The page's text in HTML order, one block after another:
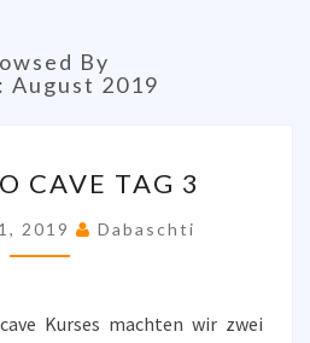
By
August 2019
TO
TAG
3
CAVE TAG 3
2019 Dabaschti
Kurses machten wir zwei